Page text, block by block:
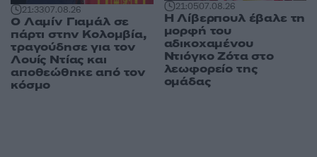
21:3307.08.26
Ο Λαμίν Γιαμάλ σε
πάρτι στην Κολομβία,
τραγούδησε για τον
Λουίς Ντίας και
αποθεώθηκε από τον
κόσμο
21:0507.08.26
Η Λίβερπουλ έβαλε τη
μορφή του
αδικοχαμένου
Ντιόγκο Ζότα στο
λεωφορείο της
ομάδας